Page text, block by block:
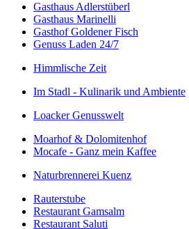
Gasthaus Adlerstüberl
Gasthaus Marinelli
Gasthof Goldener Fisch
Genuss Laden 24/7
Himmlische Zeit
Im Stadl - Kulinarik und Ambiente
Loacker Genusswelt
Moarhof & Dolomitenhof
Mocafe - Ganz mein Kaffee
Naturbrennerei Kuenz
Rauterstube
Restaurant Gamsalm
Restaurant Saluti